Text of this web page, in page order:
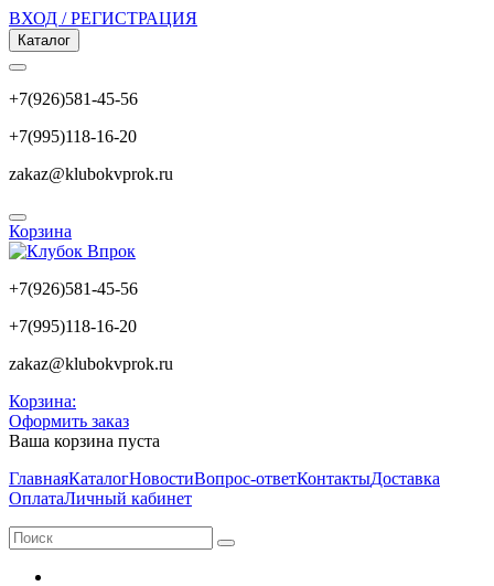
ВХОД / РЕГИСТРАЦИЯ
Каталог
+7(926)581-45-56
+7(995)118-16-20
zakaz@klubokvprok.ru
Корзина
+7(926)581-45-56
+7(995)118-16-20
zakaz@klubokvprok.ru
Корзина:
Оформить заказ
Ваша корзина пуста
ГлавнаяКаталогНовостиВопрос-ответКонтактыДоставка
ОплатаЛичный кабинет